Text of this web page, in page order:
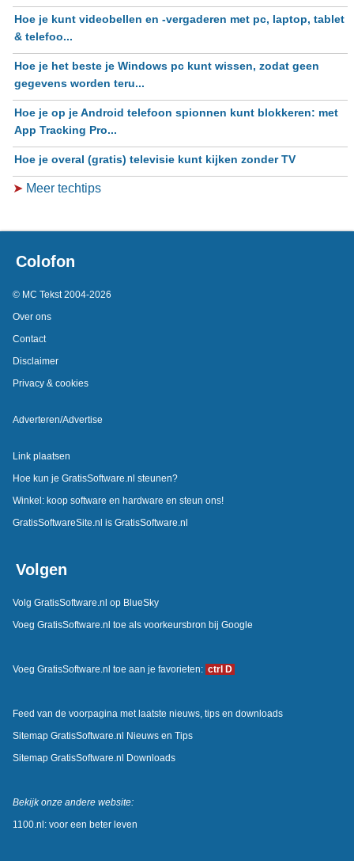
Hoe je kunt videobellen en -vergaderen met pc, laptop, tablet
& telefoo...
Hoe je het beste je Windows pc kunt wissen, zodat geen
gegevens worden teru...
Hoe je op je Android telefoon spionnen kunt blokkeren: met
App Tracking Pro...
Hoe je overal (gratis) televisie kunt kijken zonder TV
➤ Meer techtips
Colofon
© MC Tekst 2004-2026
Over ons
Contact
Disclaimer
Privacy & cookies
Adverteren/Advertise
Link plaatsen
Hoe kun je GratisSoftware.nl steunen?
Winkel: koop software en hardware en steun ons!
GratisSoftwareSite.nl is GratisSoftware.nl
Volgen
Volg GratisSoftware.nl op BlueSky
Voeg GratisSoftware.nl toe als voorkeursbron bij Google
Voeg GratisSoftware.nl toe aan je favorieten: ctrl D
Feed van de voorpagina met laatste nieuws, tips en downloads
Sitemap GratisSoftware.nl Nieuws en Tips
Sitemap GratisSoftware.nl Downloads
Bekijk onze andere website:
1100.nl: voor een beter leven